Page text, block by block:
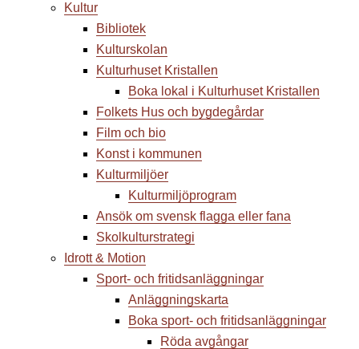
Kultur
Bibliotek
Kulturskolan
Kulturhuset Kristallen
Boka lokal i Kulturhuset Kristallen
Folkets Hus och bygdegårdar
Film och bio
Konst i kommunen
Kulturmiljöer
Kulturmiljöprogram
Ansök om svensk flagga eller fana
Skolkulturstrategi
Idrott & Motion
Sport- och fritidsanläggningar
Anläggningskarta
Boka sport- och fritidsanläggningar
Röda avgångar